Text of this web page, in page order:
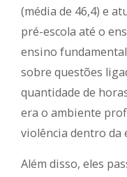
(média de 46,4) e
pré-escola até o
ensino
sobre questões
quantidade de
era o ambiente
violência dentro da
Além disso, eles